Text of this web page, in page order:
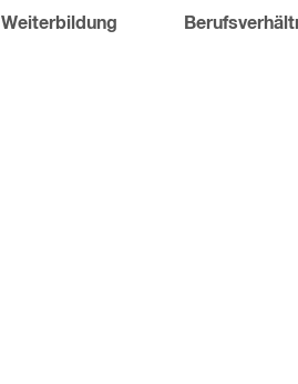
Weiterbildung